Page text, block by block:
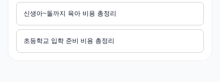
신생아~돌까지 육아 비용 총정리
초등학교 입학 준비 비용 총정리